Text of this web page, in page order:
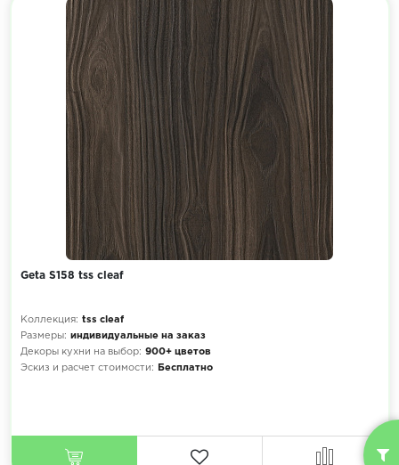
Geta S158 tss cleaf
Коллекция: tss cleaf
Размеры: индивидуальные на заказ
Декоры кухни на выбор: 900+ цветов
Эскиз и расчет стоимости:
Бесплатно